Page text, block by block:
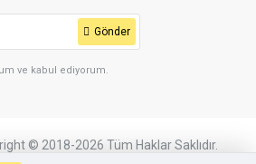
Gönder
ve kabul ediyorum.
© 2018-2026 Tüm Haklar Saklıdır.